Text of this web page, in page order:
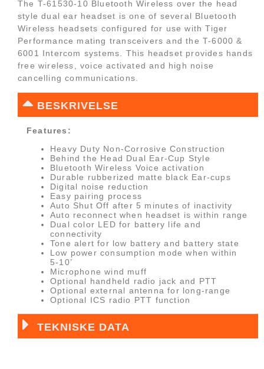
The T-61530-10 Bluetooth Wireless over the head
style dual ear headset is one of several Bluetooth
Wireless headsets configured for use with Tiger
Performance mating transceivers and the T-6000 &
6001 Intercom systems. This headset provides hands
free wireless, voice activated and high noise
cancelling communications.
BESKRIVELSE
Features:
Heavy Duty Non-Corrosive Construction
Behind the Head Dual Ear-Cup Style
Bluetooth Wireless Voice activation
Durable rubberized matte black Ear-cups
Digital noise reduction
Easy pairing process
Auto Shut Off after 5 minutes of inactivity
Auto reconnect when headset is within range
Dual color LED for battery life and
connectivity
Tone alert for low battery and battery state
Low power consumption mode when within
5-10’
Microphone wind muff
Optional handheld radio jack and PTT
Optional external antenna for long-range
Optional ICS radio PTT function
TEKNISKE DATA